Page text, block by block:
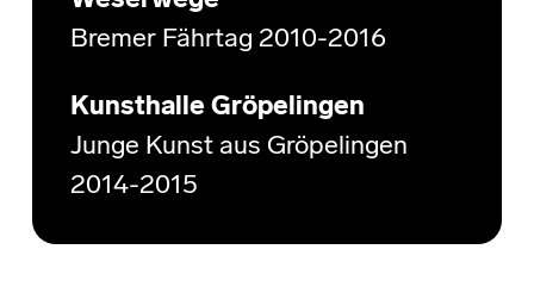
Bremer Fährtag 2010-2016
Kunsthalle Gröpelingen
Junge Kunst aus Gröpelingen
2014-2015